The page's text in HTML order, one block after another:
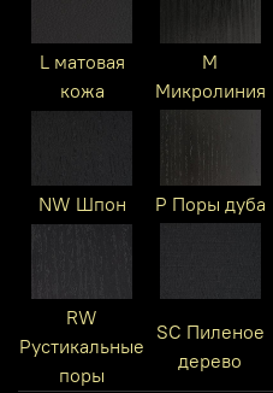
L матовая
кожа
M
Микролиния
NW Шпон P Поры дуба
RW
Рустикальные
поры
SC Пиленое
дерево